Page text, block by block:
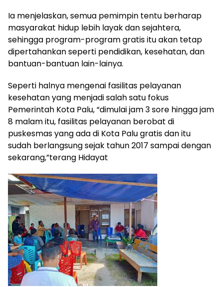
Ia menjelaskan, semua pemimpin tentu berharap
masyarakat hidup lebih layak dan sejahtera,
sehingga program-program gratis itu akan tetap
dipertahankan seperti pendidikan, kesehatan, dan
bantuan-bantuan lain-lainya.
Seperti halnya mengenai fasilitas pelayanan
kesehatan yang menjadi salah satu fokus
Pemerintah Kota Palu, “dimulai jam 3 sore hingga jam
8 malam itu, fasilitas pelayanan berobat di
puskesmas yang ada di Kota Palu gratis dan itu
sudah berlangsung sejak tahun 2017 sampai dengan
sekarang,”terang Hidayat